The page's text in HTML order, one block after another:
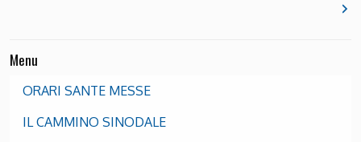
Menu
ORARI SANTE MESSE
IL CAMMINO SINODALE